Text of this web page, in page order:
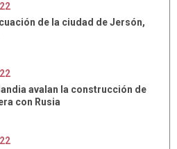
de la ciudad de Jersón,
avalan la construcción de
con Rusia